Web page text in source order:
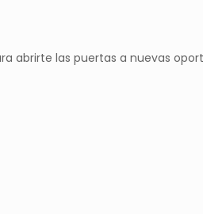
abrirte las puertas a nuevas